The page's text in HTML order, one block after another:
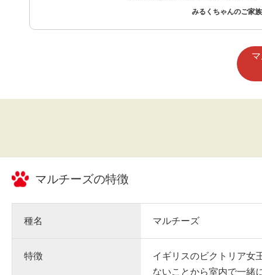
犬の家でも必要な物等買いに
みるくちゃんのご家
マルチーズの特徴
種名 マルチーズ
特徴
イギリスのビクトリア女
ないことから室内で一緒